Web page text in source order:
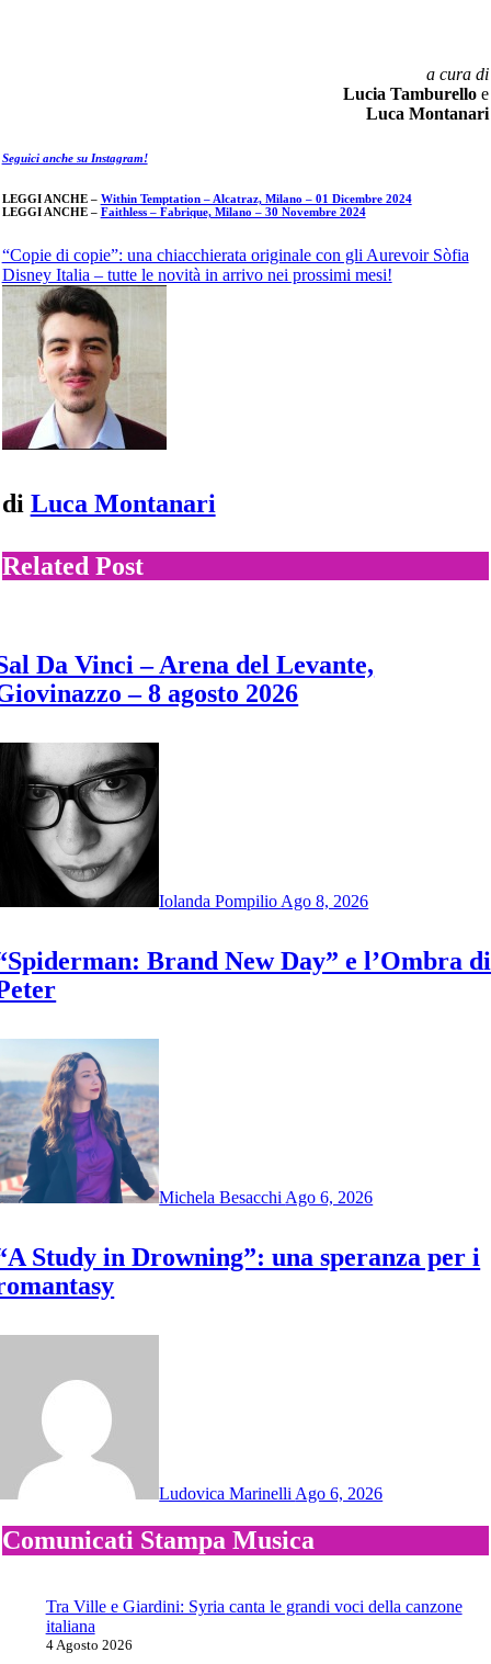
a cura di
Lucia Tamburello e
Luca Montanari
Seguici anche su Instagram!
LEGGI ANCHE – Within Temptation – Alcatraz, Milano – 01 Dicembre 2024
LEGGI ANCHE – Faithless – Fabrique, Milano – 30 Novembre 2024
Navigazione
articoli
“Copie di copie”: una chiacchierata originale con gli Aurevoir Sòfia
Disney Italia – tutte le novità in arrivo nei prossimi mesi!
di Luca Montanari
Related Post
Da Vinci – Arena del Levante,
– 8 agosto 2026
Iolanda Pompilio Ago 8, 2026
Brand New Day” e l’Ombra di
Michela Besacchi Ago 6, 2026
Study in Drowning”: una speranza per i
Ludovica Marinelli Ago 6, 2026
Comunicati Stampa Musica
Tra Ville e Giardini: Syria canta le grandi voci della canzone
italiana
4 Agosto 2026